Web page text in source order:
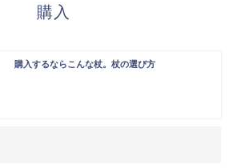
購入
購入するならこんな杖。杖の選び方